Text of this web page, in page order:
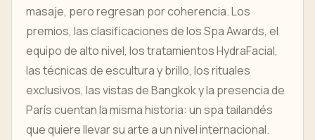
masaje, pero regresan por coherencia. Los
premios, las clasificaciones de los Spa Awards, el
equipo de alto nivel, los tratamientos HydraFacial,
las técnicas de escultura y brillo, los rituales
exclusivos, las vistas de Bangkok y la presencia de
París cuentan la misma historia: un spa tailandés
que quiere llevar su arte a un nivel internacional.